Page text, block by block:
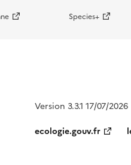
Species+
Version 3.3.1 17/07/2026
ecologie.gouv.fr